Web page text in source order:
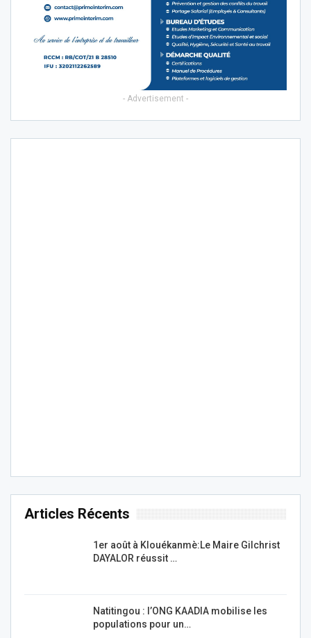
- Advertisement -
Articles Récents
1er août à Klouékanmè:Le Maire Gilchrist
DAYALOR réussit …
Natitingou : l’ONG KAADIA mobilise les
populations pour un…